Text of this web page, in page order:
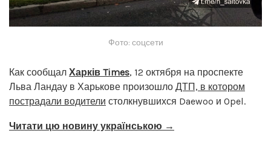
Фото: соцсети
Как сообщал Харків Times, 12 октября на проспекте
Льва Ландау в Харькове произошло ДТП, в котором
пострадали водители столкнувшихся Daewoo и Opel.
Читати цю новину українською →